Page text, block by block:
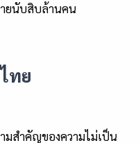
ยนับสิบล้านคน
ทย
มสำคัญของความไม่เป็น